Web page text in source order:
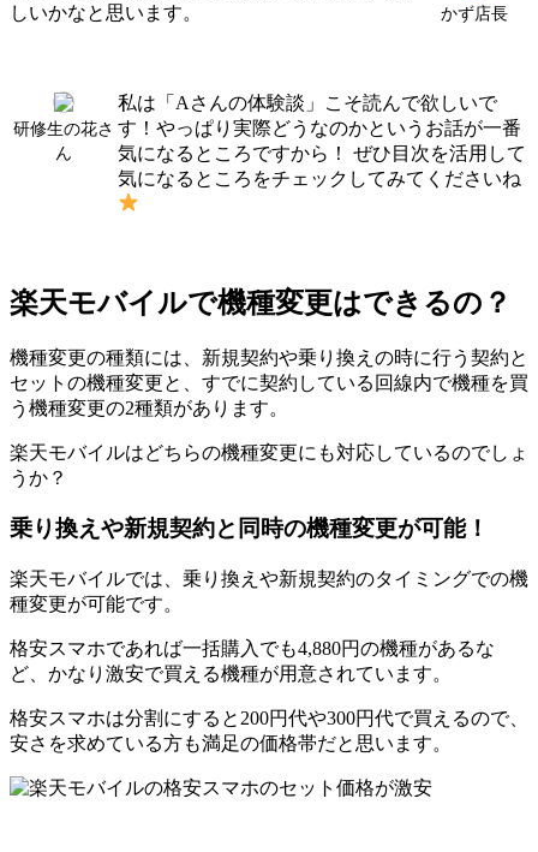
しいかなと思います。
かず店長
研修生の花さ
ん
私は「Aさんの体験談」こそ読んで欲しいで
す！やっぱり実際どうなのかというお話が一番
気になるところですから！ ぜひ目次を活用して
気になるところをチェックしてみてくださいね
楽天モバイルで機種変更はできるの？
機種変更の種類には、新規契約や乗り換えの時に行う契約と
セットの機種変更と、すでに契約している回線内で機種を買
う機種変更の2種類があります。
楽天モバイルはどちらの機種変更にも対応しているのでしょ
うか？
乗り換えや新規契約と同時の機種変更が可能！
楽天モバイルでは、乗り換えや新規契約のタイミングでの機
種変更が可能です。
格安スマホであれば一括購入でも4,880円の機種があるな
ど、かなり激安で買える機種が用意されています。
格安スマホは分割にすると200円代や300円代で買えるので、
安さを求めている方も満足の価格帯だと思います。